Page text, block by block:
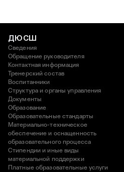
ДЮСШ
Сведения
Обращение руководителя
Контактная информация
Тренерский состав
Воспитанники
Структура и органы управления
Документы
Образование
Образовательные стандарты
Материально-техническое
обеспечение и оснащенность
образовательного процесса
Стипендии и иные виды
материальной поддержки
Платные образовательные услуги